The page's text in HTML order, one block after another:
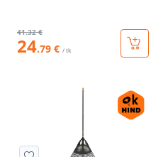
41.32 €
24.79 € / tk